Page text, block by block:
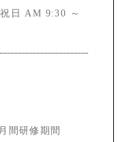
日 AM 9:30 ～
間研修期間